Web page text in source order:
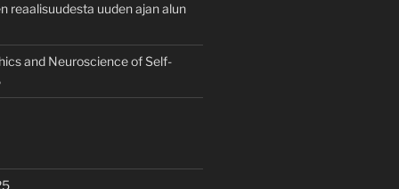
reaalisuudesta uuden ajan alun
and Neuroscience of Self-